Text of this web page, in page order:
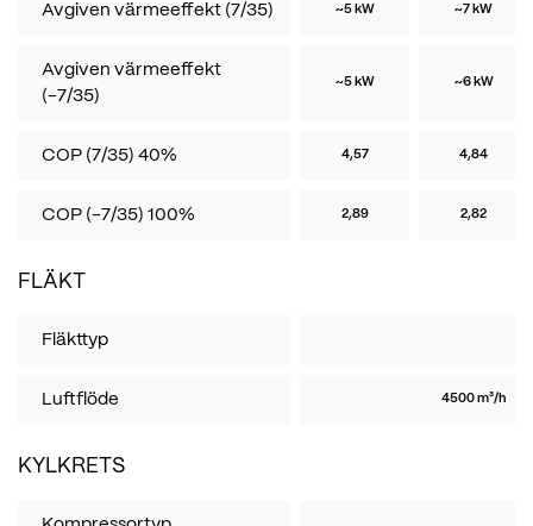
Avgiven värmeeffekt (7/35) ~5 kW ~7 kW
Avgiven värmeeffekt
(-7/35)
~5 kW ~6 kW
COP (7/35) 40% 4,57 4,84
COP (-7/35) 100% 2,89 2,82
FLÄKT
Fläkttyp
Luftflöde 4500 m³/h
KYLKRETS